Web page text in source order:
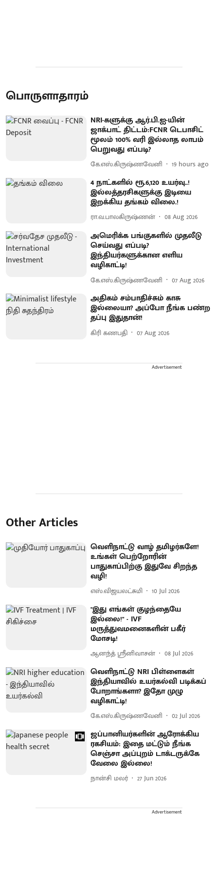
பொருளாதாரம்
NRI-களுக்கு ஆர்.பி.ஐ-யின்
ஜாக்பாட் திட்டம்:FCNR டெபாசிட்
மூலம் 100% வரி இல்லாத லாபம்
பெறுவது எப்படி?
கே.எஸ்.கிருஷ்ணவேனி 19 hours ago
4 நாட்களில் ரூ.6,120 உயர்வு..!
இல்லத்தரசிகளுக்கு இடியை
இறக்கிய தங்கம் விலை.!
ரா.வ.பாலகிருஷ்ணன் 08 Aug 2026
அமெரிக்க பங்குகளில் முதலீடு
செய்வது எப்படி?
இந்தியர்களுக்கான எளிய
வழிகாட்டி!
கே.எஸ்.கிருஷ்ணவேனி 07 Aug 2026
அதிகம் சம்பாதிச்சும் காசு
இல்லையா? அப்போ நீங்க பண்ற
தப்பு இதுதான்!
கிரி கணபதி 07 Aug 2026
Advertisement
Other Articles
வெளிநாட்டு வாழ் தமிழர்களே!
உங்கள் பெற்றோரின்
பாதுகாப்பிற்கு இதுவே சிறந்த
வழி!
எஸ்.விஜயலட்சுமி 10 Jul 2026
"இது எங்கள் குழந்தையே
இல்லை!" - IVF
மருத்துவமனைகளின் பகீர்
மோசடி!
ஆனந்த் ஸ்ரீனிவாசன் 08 Jul 2026
வெளிநாட்டு NRI பிள்ளைகள்
இந்தியாவில் உயர்கல்வி படிக்கப்
போறாங்களா? இதோ முழு
வழிகாட்டி!
கே.எஸ்.கிருஷ்ணவேனி 02 Jul 2026
ஜப்பானியர்களின் ஆரோக்கிய
ரகசியம்: இதை மட்டும் நீங்க
செஞ்சா அப்புறம் டாக்டருக்கே
வேலை இல்லை!
நான்சி மலர் 27 Jun 2026
Advertisement